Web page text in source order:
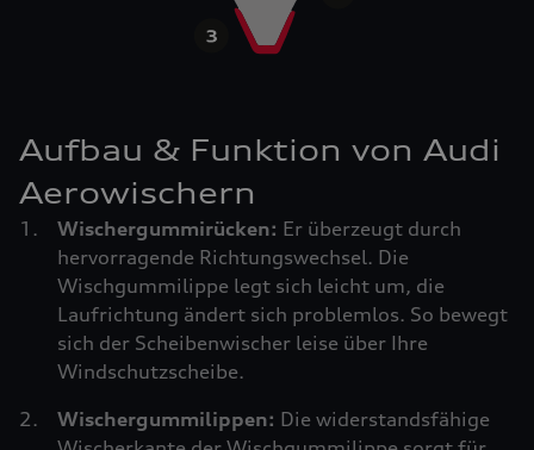
Aufbau & Funktion von Audi
Aerowischern
Wischergummirücken: Er überzeugt durch
hervorragende Richtungswechsel. Die
Wischgummilippe legt sich leicht um, die
Laufrichtung ändert sich problemlos. So bewegt
sich der Scheibenwischer leise über Ihre
Windschutzscheibe.
Wischergummilippen: Die widerstandsfähige